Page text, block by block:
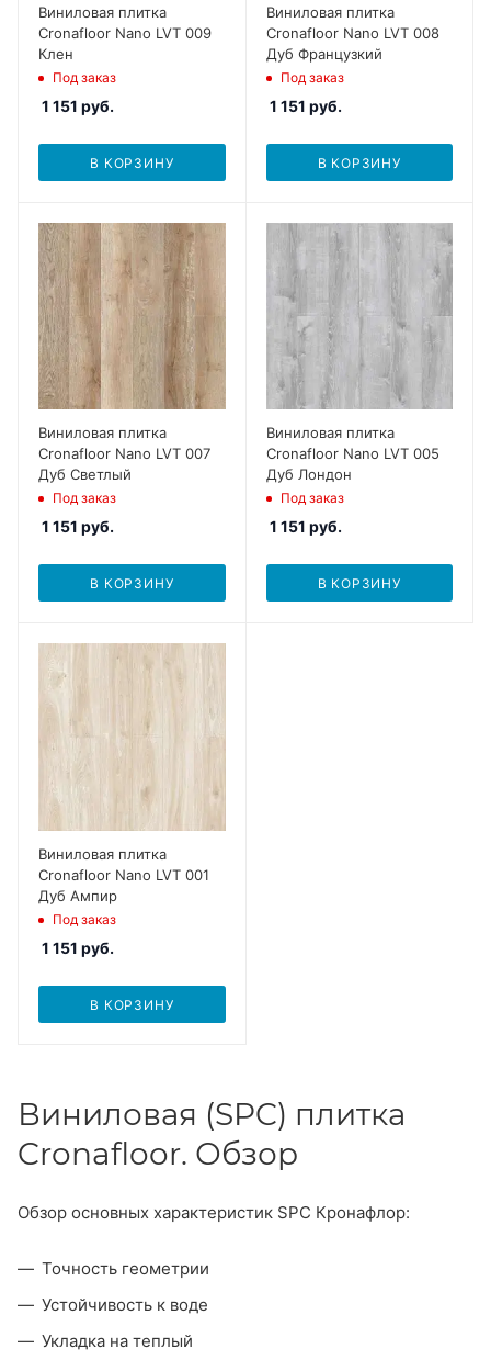
Виниловая плитка
Cronafloor Nano LVT 009
Клен
Под заказ
1 151 руб.
В КОРЗИНУ
Виниловая плитка
Cronafloor Nano LVT 008
Дуб Французкий
Под заказ
1 151 руб.
В КОРЗИНУ
Виниловая плитка
Cronafloor Nano LVT 007
Дуб Светлый
Под заказ
1 151 руб.
В КОРЗИНУ
Виниловая плитка
Cronafloor Nano LVT 005
Дуб Лондон
Под заказ
1 151 руб.
В КОРЗИНУ
Виниловая плитка
Cronafloor Nano LVT 001
Дуб Ампир
Под заказ
1 151 руб.
В КОРЗИНУ
Виниловая (SPC) плитка
Cronafloor. Обзор
Обзор основных характеристик SPC Кронафлор:
Точность геометрии
Устойчивость к воде
Укладка на теплый